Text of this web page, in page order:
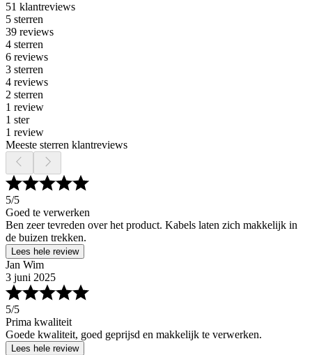
51 klantreviews
5 sterren
39 reviews
4 sterren
6 reviews
3 sterren
4 reviews
2 sterren
1 review
1 ster
1 review
Meeste sterren klantreviews
5/5
Goed te verwerken
Ben zeer tevreden over het product. Kabels laten zich makkelijk in
de buizen trekken.
Lees hele review
Jan Wim
3 juni 2025
5/5
Prima kwaliteit
Goede kwaliteit, goed geprijsd en makkelijk te verwerken.
Lees hele review